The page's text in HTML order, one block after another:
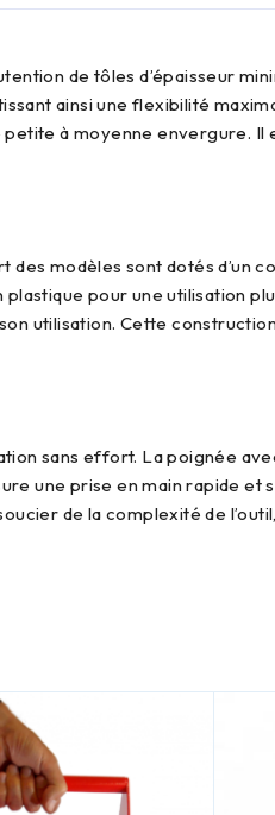
ainsi une flexibilité
à moyenne envergure.
pour une utilisation
utilisation. Cette
une prise en main rapide et
de la complexité de